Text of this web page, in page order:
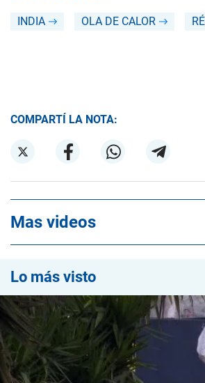
INDIA OLA DE CALOR
COMPARTÍ LA NOTA:
Mas videos
Lo más visto